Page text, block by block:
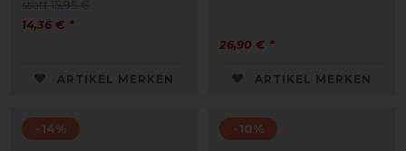
14,36 € *
ARTIKEL MERKEN
26,90 € *
ARTIKEL MERKEN
-14% -10%